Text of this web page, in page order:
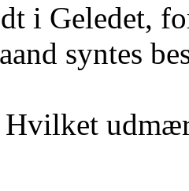
i Geledet,
syntes